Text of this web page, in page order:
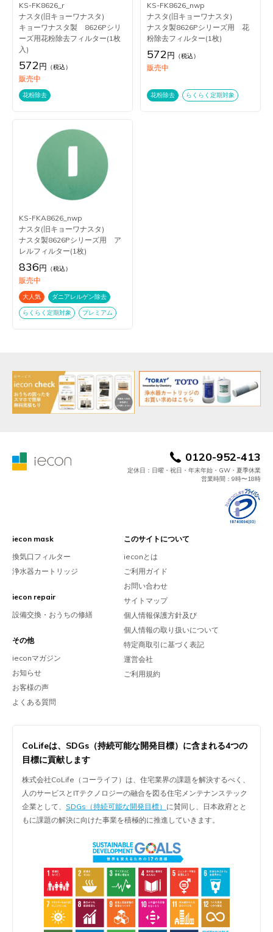
KS-FK8626_r
ナスタ(旧キョーワナスタ)
キョーワナスタ製 8626Pシリ
ーズ用花粉除去フィルター(1枚
入)
572円 （税込）
販売中
花粉除去
KS-FK8626_nwp
ナスタ(旧キョーワナスタ)
ナスタ製8626Pシリーズ用 花
粉除去フィルター(1枚)
572円 （税込）
販売中
花粉除去 らくらく定期対象
KS-FKA8626_nwp
ナスタ(旧キョーワナスタ)
ナスタ製8626Pシリーズ用 ア
レルフィルター(1枚)
836円 （税込）
販売中
大人気
ダニアレルゲン除去
らくらく定期対象
プレミアム
0120-952-413
定休日：日曜・祝日・年末年始・GW・夏季休業
営業時間：9時〜18時
iecon mask
換気口フィルター
浄水器カートリッジ
iecon repair
設備交換・おうちの修繕
その他
ieconマガジン
お知らせ
お客様の声
よくある質問
このサイトについて
ieconとは
ご利用ガイド
お問い合わせ
サイトマップ
個人情報保護方針及び
個人情報の取り扱いについて
特定商取引に基づく表記
運営会社
ご利用規約
CoLifeは、 SDGs（持続可能な開発目標）に含まれる4つの
目標に貢献します
株式会社CoLife（コーライフ）は、住宅業界の課題を解決するべく、
人のサービスとITテクノロジーの融合を図る住宅メンテナンステック
企業として、 SDGs（持続可能な開発目標） に賛同し、日本政府とと
もに課題の解決に向けた事業を積極的に推進していきます。